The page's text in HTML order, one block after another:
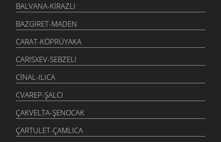
BALVANA-KIRAZLI
BAZGIRET-MADEN
CARAT-KÖPRÜYAKA
CARISXEV-SEBZELI
CINAL-ILICA
CVAREP-ŞALCI
ÇAKVELTA-ŞENOCAK
ÇARTULET-ÇAMLICA